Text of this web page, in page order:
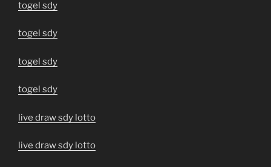
togel sdy
togel sdy
togel sdy
togel sdy
live draw sdy lotto
live draw sdy lotto